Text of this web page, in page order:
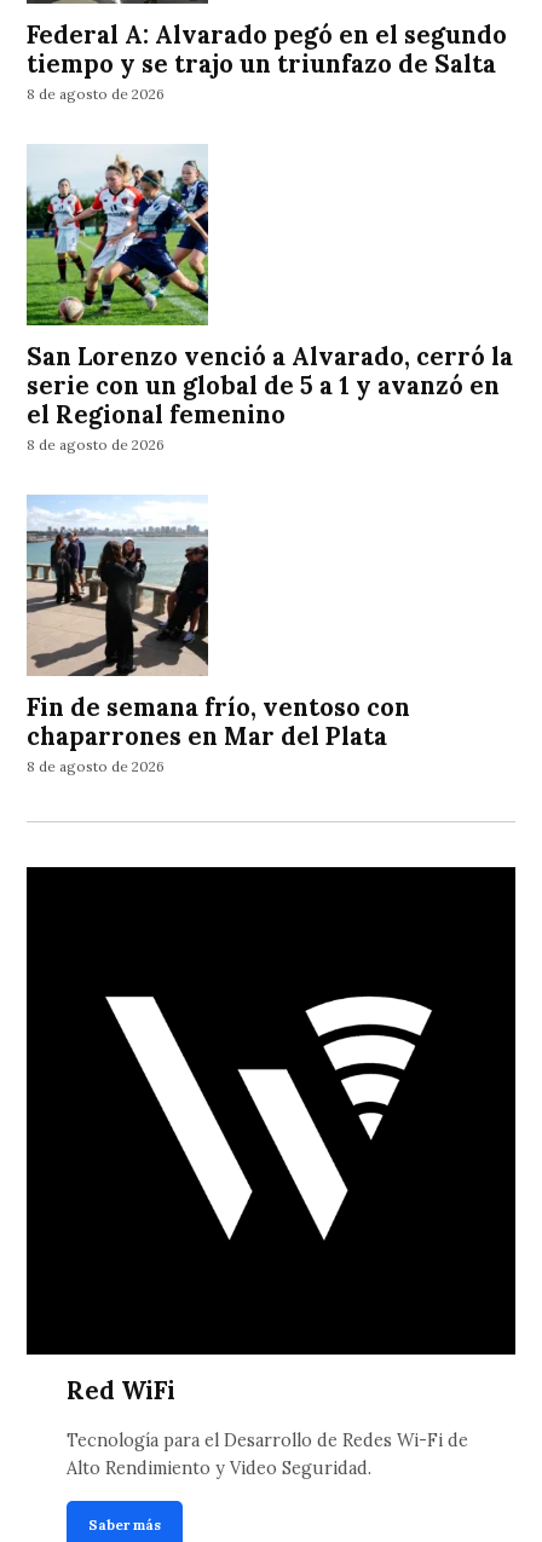
Federal A: Alvarado pegó en el segundo
tiempo y se trajo un triunfazo de Salta
8 de agosto de 2026
San Lorenzo venció a Alvarado, cerró la
serie con un global de 5 a 1 y avanzó en
el Regional femenino
8 de agosto de 2026
Fin de semana frío, ventoso con
chaparrones en Mar del Plata
8 de agosto de 2026
Red WiFi
Tecnología para el Desarrollo de Redes Wi-Fi de
Alto Rendimiento y Video Seguridad.
Saber más